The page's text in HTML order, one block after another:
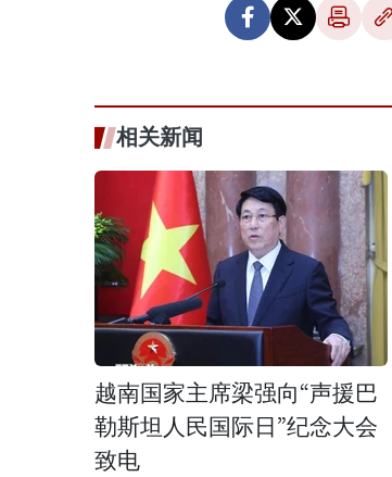
相关新闻
越南国家主席梁强向“声援巴
勒斯坦人民国际日”纪念大会
致电